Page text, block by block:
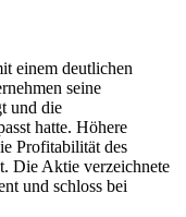
einem deutlichen
seine
und die
hatte. Höhere
Profitabilität des
Die Aktie verzeichnete
und schloss bei